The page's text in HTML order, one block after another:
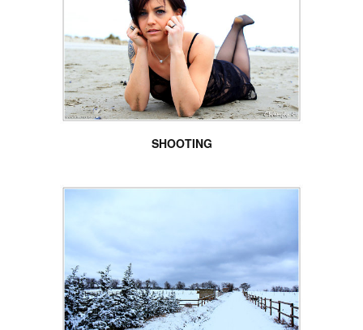
SHOOTING